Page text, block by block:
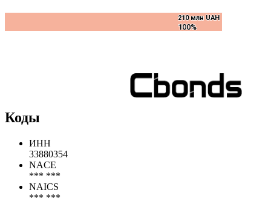
210 млн UAH
100%
210 млн UAH
100%
Коды
ИНН
33880354
NACE
*** ***
NAICS
*** ***